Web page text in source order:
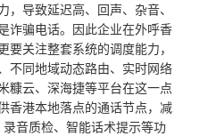
，导致延迟高、回声、杂音、
诈骗电话。因此企业在外呼香
要关注整套系统的调度能力，
不同地域动态路由、实时网络
糠云、深海捷等平台在这一点
香港本地落点的通话节点，减
音质检、智能话术提示等功